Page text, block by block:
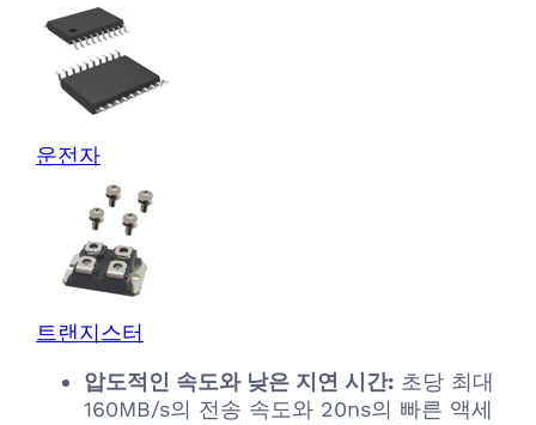
운전자
트랜지스터
압도적인 속도와 낮은 지연 시간: 초당 최대
160MB/s의 전송 속도와 20ns의 빠른 액세